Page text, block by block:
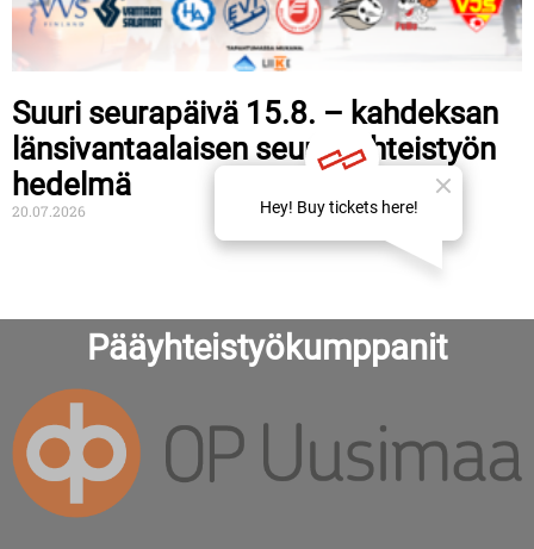
Suuri seurapäivä 15.8. – kahdeksan
länsivantaalaisen seuran yhteistyön
hedelmä
20.07.2026
Pääyhteistyökumppanit